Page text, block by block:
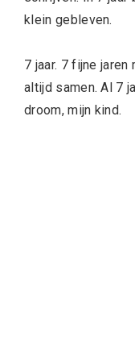
klein gebleven.
7 jaar. 7 fijne
altijd samen. Al 7
droom, mijn kind.